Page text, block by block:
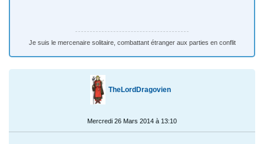
Je suis le mercenaire solitaire, combattant étranger aux parties en conflit
TheLordDragovien
Mercredi 26 Mars 2014 à 13:10